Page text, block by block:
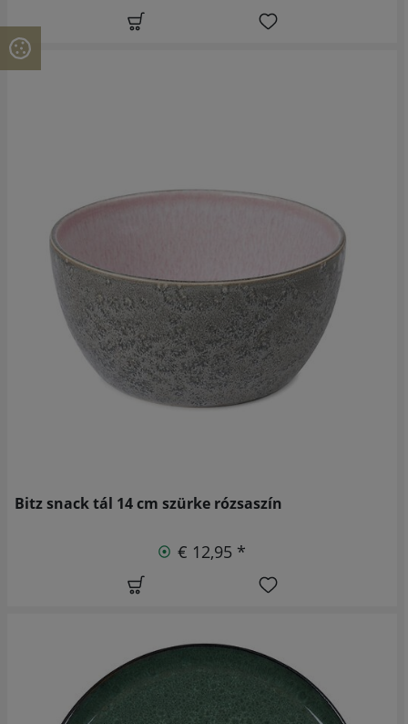
Bitz snack tál 14 cm szürke rózsaszín
€ 12,95 *